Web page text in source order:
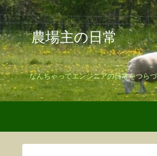
農場主の日常
なんちゃってエンジニアの日常をつら